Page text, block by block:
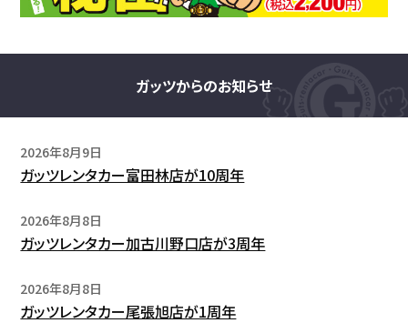
ガッツからのお知らせ
2026年8月9日
ガッツレンタカー富田林店が10周年
2026年8月8日
ガッツレンタカー加古川野口店が3周年
2026年8月8日
ガッツレンタカー尾張旭店が1周年